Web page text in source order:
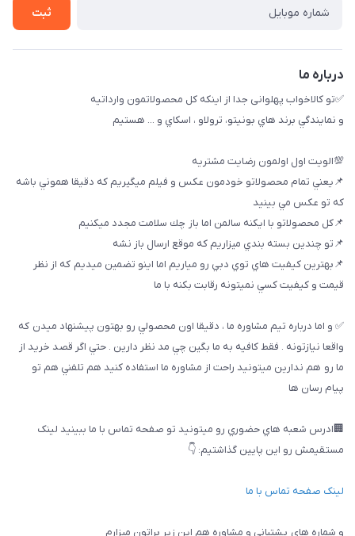
تماس با ما
ثبت
درباره ما
✅تو كالاخواب پهلوانى جدا از اينكه كل محصولاتمون وارداتيه
و نمايندگي برند هاي بونيتو، ترولاو ، اسكاي و ... هستيم
💯الويت اول اولمون رضايت مشتريه
📌يعني تمام محصولاتو خودمون عكس و فيلم ميگيريم كه دقيقا هموني باشه
كه تو عكس مي بينيد
📌كل محصولاتو با ايكنه سالمن اما باز چك سلامت مجدد ميكنيم
📌تو چندين بسته بندي ميزاريم كه موقع ارسال باز نشه
📌بهترين كيفيت هاي توي دبي رو مياريم اما اينو تضمين ميديم كه از نظر
قيمت و كيفيت كسي نميتونه رقابت بكنه با ما
✅ و اما درباره تيم مشاوره ما ، دقيقا اون محصولي رو بهتون پيشنهاد ميدن كه
واقعا نيازتونه . فقط كافيه به ما بگين چي مد نظر دارين . حتي اگر قصد خريد از
ما رو هم ندارين ميتونيد راحت از مشاوره ما استفاده كنيد هم تلفني هم تو
پيام رسان ها
🏢ادرس شعبه هاي حضوري رو ميتونيد تو صفحه تماس با ما ببینيد لینک
مستقیمش رو این پایین گذاشتیم: 👇
لینک صفحه تماس با ما
و شماره هاي پشتباني و مشاوره هم اين زير براتون ميزارم